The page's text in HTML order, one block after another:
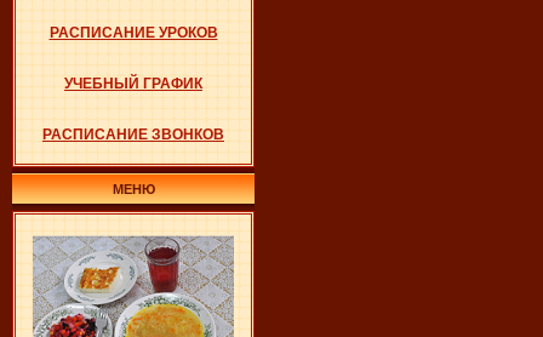
РАСПИСАНИЕ УРОКОВ
УЧЕБНЫЙ ГРАФИК
РАСПИСАНИЕ ЗВОНКОВ
МЕНЮ